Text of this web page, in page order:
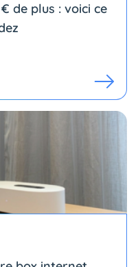
de plus : voici ce